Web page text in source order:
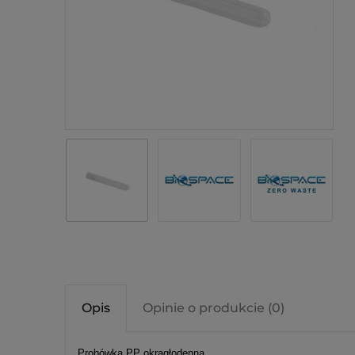
Opis Opinie o produkcie (0)